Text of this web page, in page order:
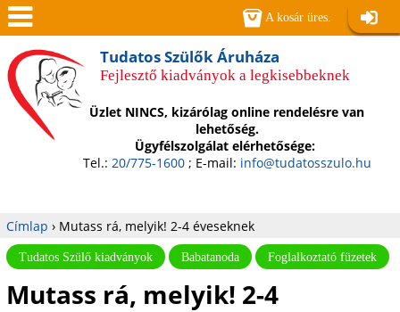
Jump to navigation
Tudatos Szülők Áruháza
Fejlesztő kiadványok a legkisebbeknek
Üzlet NINCS, kizárólag online rendelésre van
lehetőség.
Ügyfélszolgálat elérhetősége:
Tel.: 20/775-1600; E-mail: info@tudatosszulo.hu
Jelenlegi
hely
Címlap › Mutass rá, melyik! 2-4 éveseknek
Tudatos Szülő kiadványok Babatanoda Foglalkoztató füzetek
Mutass rá, melyik! 2-4
A kosár üres.
Men
ü